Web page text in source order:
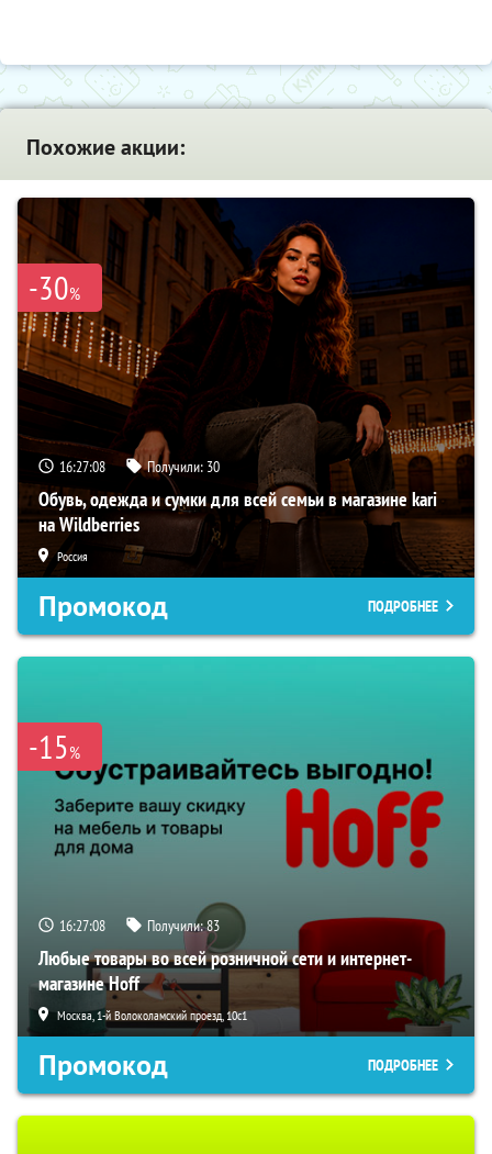
Похожие акции:
-30%
16:27:07 Получили: 30
Обувь, одежда и сумки для всей семьи в магазине kari
на Wildberries
Россия
Промокод ПОДРОБНЕЕ
-15%
16:27:07 Получили:83
Любые товары во всей розничной сети и интернет-
магазине Hoff
Москва, 1-й Волоколамский проезд, 10с1
Промокод ПОДРОБНЕЕ